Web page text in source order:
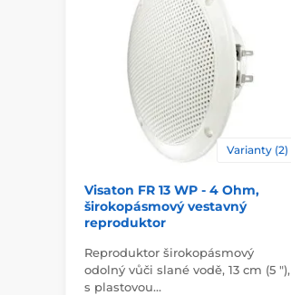
Varianty (2)
Visaton FR 13 WP - 4 Ohm,
širokopásmový vestavný
reproduktor
Reproduktor širokopásmový
odolný vůči slané vodě, 13 cm (5 "),
s plastovou…